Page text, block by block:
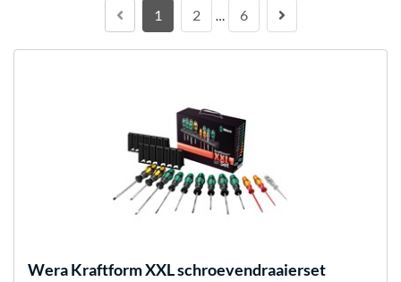
1 2 … 6
WeraKraftform XXL schroevendraaierset